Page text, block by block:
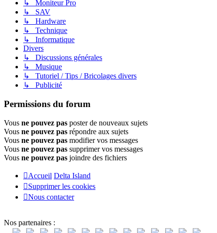
↳ Moniteur Pro
↳ SAV
↳ Hardware
↳ Technique
↳ Informatique
Divers
↳ Discussions générales
↳ Musique
↳ Tutoriel / Tips / Bricolages divers
↳ Publicité
Permissions du forum
Vous ne pouvez pas poster de nouveaux sujets
Vous ne pouvez pas répondre aux sujets
Vous ne pouvez pas modifier vos messages
Vous ne pouvez pas supprimer vos messages
Vous ne pouvez pas joindre des fichiers
Accueil Delta Island
Supprimer les cookies
Nous contacter
Nos partenaires :